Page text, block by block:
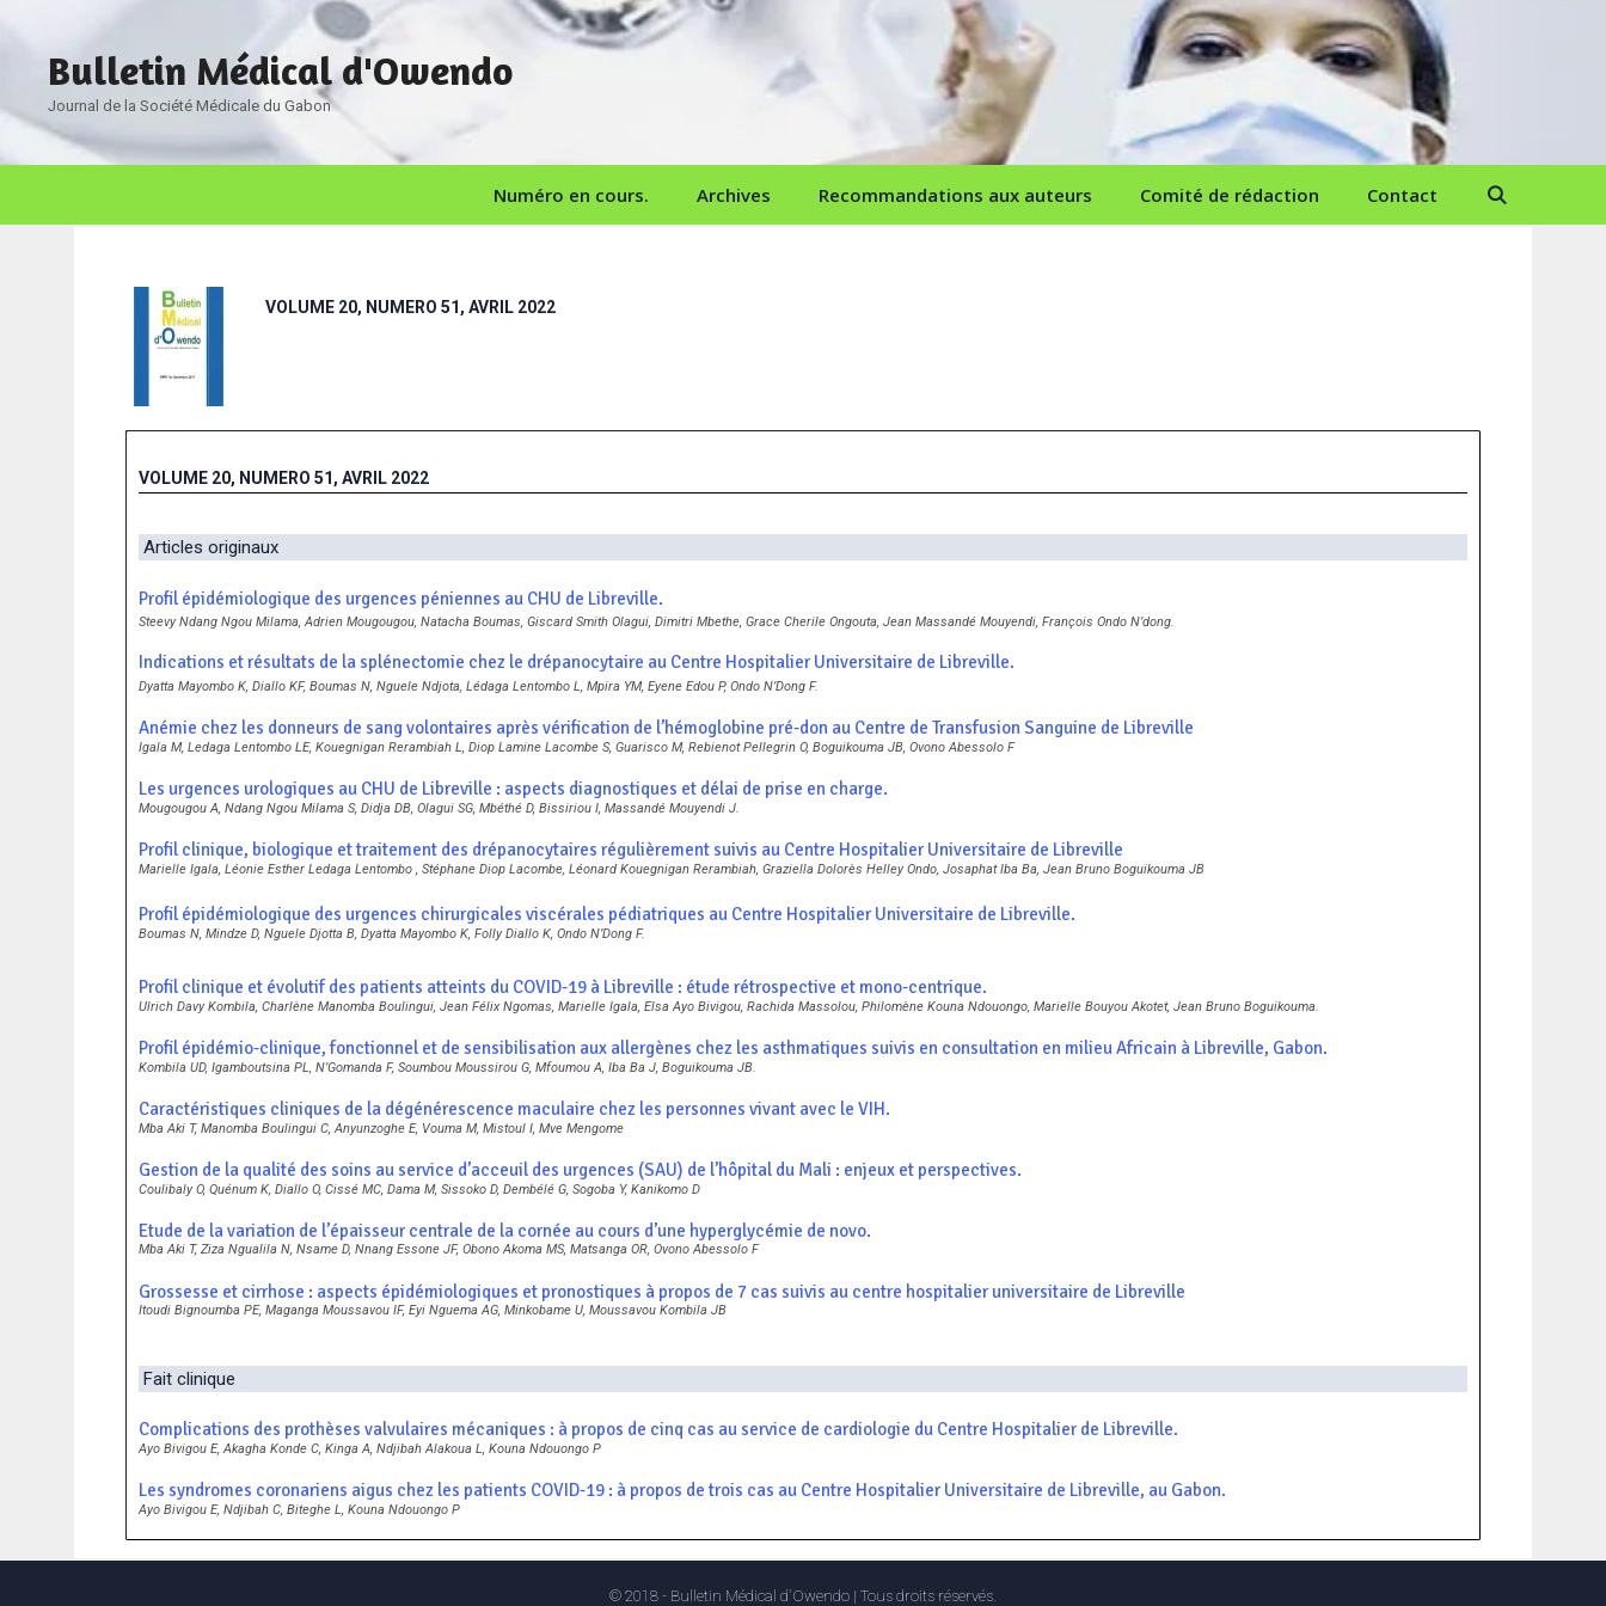
Bulletin Médical d'Owendo
Journal de la Société Médicale du Gabon
Numéro en cours. Archives Recommandations aux auteurs Comité de rédaction Contact
VOLUME 20, NUMERO 51, AVRIL 2022
VOLUME 20, NUMERO 51, AVRIL 2022
Articles originaux
Profil épidémiologique des urgences péniennes au CHU de Libreville.
Steevy Ndang Ngou Milama, Adrien Mougougou, Natacha Boumas, Giscard Smith Olagui, Dimitri Mbethe, Grace Cherile Ongouta, Jean Massandé Mouyendi, François Ondo N’dong.
Indications et résultats de la splénectomie chez le drépanocytaire au Centre Hospitalier Universitaire de Libreville.
Dyatta Mayombo K, Diallo KF, Boumas N, Nguele Ndjota, Lédaga Lentombo L, Mpira YM, Eyene Edou P, Ondo N’Dong F.
Anémie chez les donneurs de sang volontaires après vérification de l’hémoglobine pré-don au Centre de Transfusion Sanguine de Libreville
Igala M, Ledaga Lentombo LE, Kouegnigan Rerambiah L, Diop Lamine Lacombe S, Guarisco M, Rebienot Pellegrin O, Boguikouma JB, Ovono Abessolo F
Les urgences urologiques au CHU de Libreville : aspects diagnostiques et délai de prise en charge.
Mougougou A, Ndang Ngou Milama S, Didja DB, Olagui SG, Mbéthé D, Bissiriou I, Massandé Mouyendi J.
Profil clinique, biologique et traitement des drépanocytaires régulièrement suivis au Centre Hospitalier Universitaire de Libreville
Marielle Igala, Léonie Esther Ledaga Lentombo , Stéphane Diop Lacombe, Léonard Kouegnigan Rerambiah, Graziella Dolorès Helley Ondo, Josaphat Iba Ba, Jean Bruno Boguikouma JB
Profil épidémiologique des urgences chirurgicales viscérales pédiatriques au Centre Hospitalier Universitaire de Libreville.
Boumas N, Mindze D, Nguele Djotta B, Dyatta Mayombo K, Folly Diallo K, Ondo N’Dong F.
Profil clinique et évolutif des patients atteints du COVID-19 à Libreville : étude rétrospective et mono-centrique.
Ulrich Davy Kombila, Charlène Manomba Boulingui, Jean Félix Ngomas, Marielle Igala, Elsa Ayo Bivigou, Rachida Massolou, Philomène Kouna Ndouongo, Marielle Bouyou Akotet, Jean Bruno Boguikouma.
Profil épidémio-clinique, fonctionnel et de sensibilisation aux allergènes chez les asthmatiques suivis en consultation en milieu Africain à Libreville, Gabon.
Kombila UD, Igamboutsina PL, N’Gomanda F, Soumbou Moussirou G, Mfoumou A, Iba Ba J, Boguikouma JB.
Caractéristiques cliniques de la dégénérescence maculaire chez les personnes vivant avec le VIH.
Mba Aki T, Manomba Boulingui C, Anyunzoghe E, Vouma M, Mistoul I, Mve Mengome
Gestion de la qualité des soins au service d’acceuil des urgences (SAU) de l’hôpital du Mali : enjeux et perspectives.
Coulibaly O, Quénum K, Diallo O, Cissé MC, Dama M, Sissoko D, Dembélé G, Sogoba Y, Kanikomo D
Etude de la variation de l’épaisseur centrale de la cornée au cours d’une hyperglycémie de novo.
Mba Aki T, Ziza Ngualila N, Nsame D, Nnang Essone JF, Obono Akoma MS, Matsanga OR, Ovono Abessolo F
Grossesse et cirrhose : aspects épidémiologiques et pronostiques à propos de 7 cas suivis au centre hospitalier universitaire de Libreville
Itoudi Bignoumba PE, Maganga Moussavou IF, Eyi Nguema AG, Minkobame U, Moussavou Kombila JB
Fait clinique
Complications des prothèses valvulaires mécaniques : à propos de cinq cas au service de cardiologie du Centre Hospitalier de Libreville.
Ayo Bivigou E, Akagha Konde C, Kinga A, Ndjibah Alakoua L, Kouna Ndouongo P
Les syndromes coronariens aigus chez les patients COVID-19 : à propos de trois cas au Centre Hospitalier Universitaire de Libreville, au Gabon.
Ayo Bivigou E, Ndjibah C, Biteghe L, Kouna Ndouongo P
© 2018 - Bulletin Médical d'Owendo | Tous droits réservés.